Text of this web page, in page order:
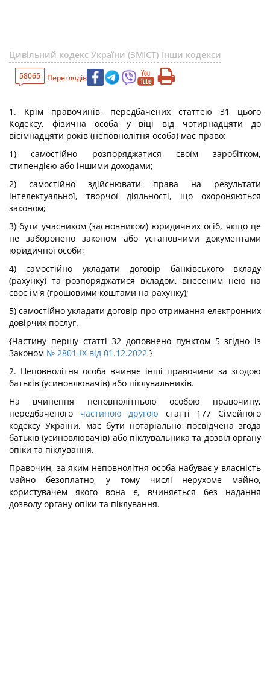
Цивільний кодекс України (ЗМІСТ) Інши кодекси
58065 Переглядів
1. Крім правочинів, передбачених статтею 31 цього
Кодексу, фізична особа у віці від чотирнадцяти до
вісімнадцяти років (неповнолітня особа) має право:
1) самостійно розпоряджатися своїм заробітком,
стипендією або іншими доходами;
2) самостійно здійснювати права на результати
інтелектуальної, творчої діяльності, що охороняються
законом;
3) бути учасником (засновником) юридичних осіб, якщо це
не заборонено законом або установчими документами
юридичної особи;
4) самостійно укладати договір банківського вкладу
(рахунку) та розпоряджатися вкладом, внесеним нею на
своє ім'я (грошовими коштами на рахунку);
5) самостійно укладати договір про отримання електронних
довірчих послуг.
{Частину першу статті 32 доповнено пунктом 5 згідно із
Законом № 2801-IX від 01.12.2022 }
2. Неповнолітня особа вчиняє інші правочини за згодою
батьків (усиновлювачів) або піклувальників.
На вчинення неповнолітньою особою правочину,
передбаченого частиною другою статті 177 Сімейного
кодексу України, має бути нотаріально посвідчена згода
батьків (усиновлювачів) або піклувальника та дозвіл органу
опіки та піклування.
Правочин, за яким неповнолітня особа набуває у власність
майно безоплатно, у тому числі нерухоме майно,
користувачем якого вона є, вчиняється без надання
дозволу органу опіки та піклування.